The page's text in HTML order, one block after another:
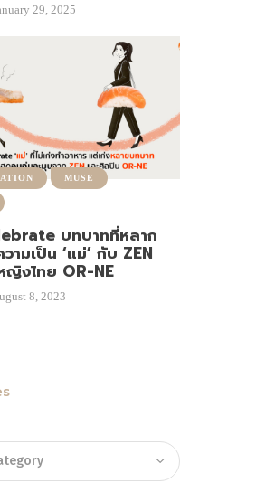
29, 2025
MUSE
บทบาทที่หลาก
ามเป็น ‘แม่’ กับ ZEN
งไทย OR-NE
8, 2023